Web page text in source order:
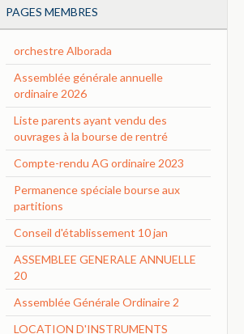
PAGES MEMBRES
orchestre Alborada
Assemblée générale annuelle
ordinaire 2026
Liste parents ayant vendu des
ouvrages à la bourse de rentré
Compte-rendu AG ordinaire 2023
Permanence spéciale bourse aux
partitions
Conseil d'établissement 10 jan
ASSEMBLEE GENERALE ANNUELLE
20
Assemblée Générale Ordinaire 2
LOCATION D'INSTRUMENTS